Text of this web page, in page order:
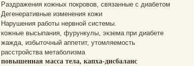
Раздражения кожных покровов, связанные с диабетом
Дегенеративные изменения кожи
Нарушения работы нервной системы.
кожные высыпания, фурункулы, экзема при диабете
жажда, избыточный аппетит, утомляемость
расстройства метаболизма
повышенная масса тела, капха-дисбаланс